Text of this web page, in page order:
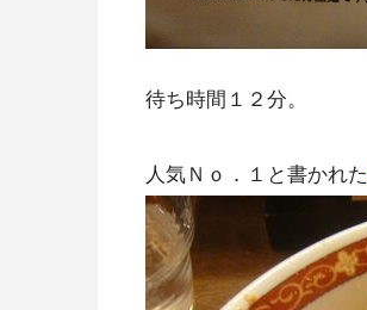
待ち時間１２分。
人気Ｎｏ．１と書かれた